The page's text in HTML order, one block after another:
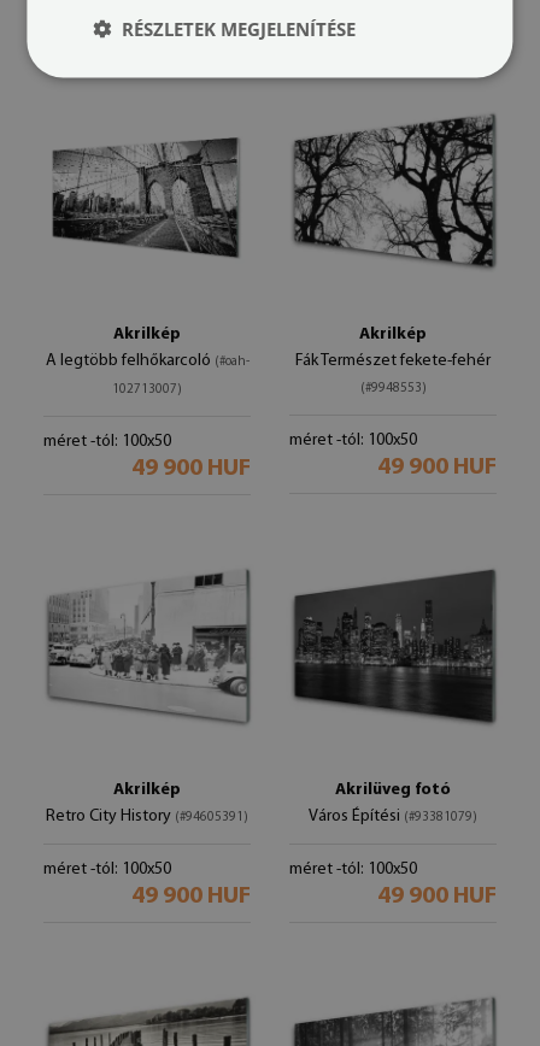
49 900 HUF
Akrilkép
A legtöbb felhőkarcoló (#oah-
102713007)
méret -tól: 100x50
49 900 HUF
Akrilkép
Fák Természet fekete-fehér
(#9948553)
méret -tól: 100x50
49 900 HUF
Akrilkép
Retro City History (#94605391)
méret -tól: 100x50
49 900 HUF
Akrilüveg fotó
Város Építési (#93381079)
méret -tól: 100x50
49 900 HUF
RÉSZLETEK MEGJELENÍTÉSE